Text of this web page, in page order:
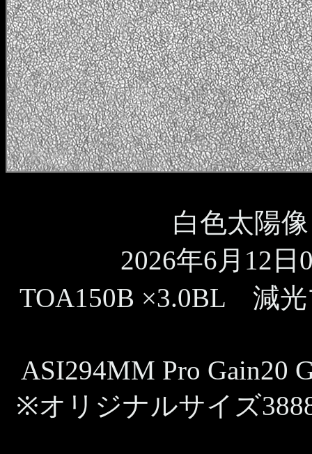
白色太陽
2026年6月12
TOA150B ×3.0BL 減光
ASI294MM Pro Gain20
※オリジナルサイズ